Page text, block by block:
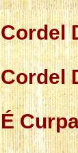
Cordel
Cordel
É